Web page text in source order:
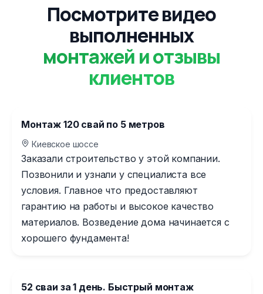
Посмотрите видео
выполненных
монтажей и отзывы
клиентов
Монтаж 120 свай по 5 метров
Киевское шоссе
Заказали строительство у этой компании.
Позвонили и узнали у специалиста все
условия. Главное что предоставляют
гарантию на работы и высокое качество
материалов. Возведение дома начинается с
хорошего фундамента!
52 сваи за 1 день. Быстрый монтаж